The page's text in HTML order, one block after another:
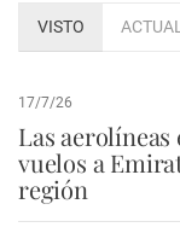
VISTO
17/7/26
Las
vuelos a
región